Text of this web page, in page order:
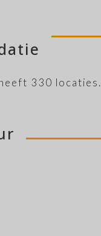
330 locaties.